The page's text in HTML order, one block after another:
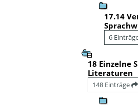
17.14
6
18 Einzelne
Literaturen
148 Einträge